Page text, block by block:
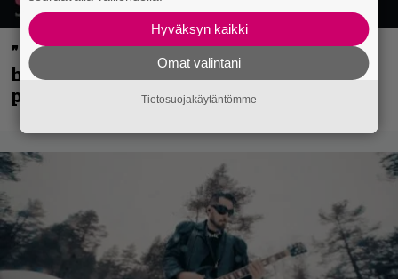
”Mitalini näyttää ihan plektralta” –
huippu-uimari jamittelee Megadethiä
palkinnollaan
Hyväksyn kaikki
Omat valintani
Tietosuojakäytäntömme